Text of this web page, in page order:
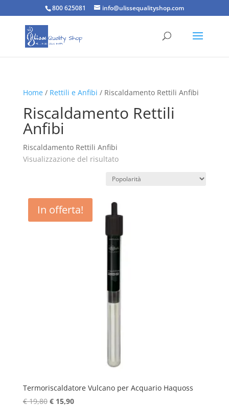
800 625081 info@ulissequalityshop.com
Home/ Rettili e Anfibi / Riscaldamento Rettili Anfibi
Riscaldamento Rettili
Anfibi
Riscaldamento Rettili Anfibi
Visualizzazione del risultato
In offerta!
Termoriscaldatore Vulcano per Acquario Haquoss
€19,80 Il
€15,90Il